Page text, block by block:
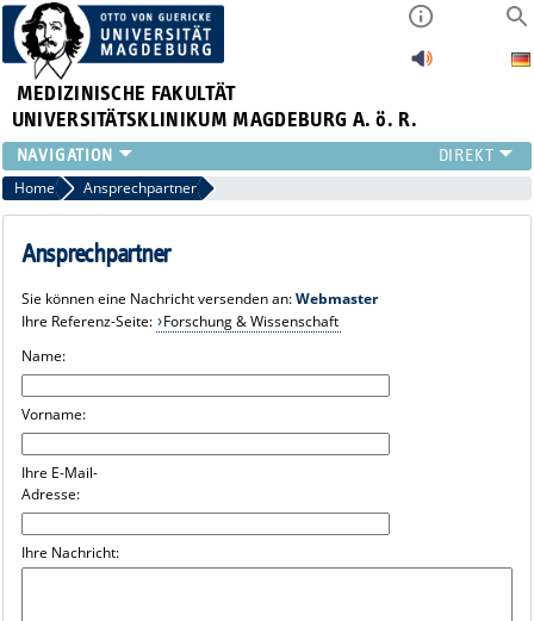
MEDIZINISCHE FAKULTÄT
UNIVERSITÄTSKLINIKUM MAGDEBURG A. ö. R.
INSTITUTE
KLINIKEN
ZENTRALE EINRICHTUNGEN
PRESSE
INTERNATIONAL
INTRANET
Home Ansprechpartner
Ansprechpartner
Sie können eine Nachricht versenden an:Webmaster
Ihre Referenz-Seite: Forschung & Wissenschaft
Name:
Vorname:
Ihre E-Mail-
Adresse:
Ihre Nachricht: